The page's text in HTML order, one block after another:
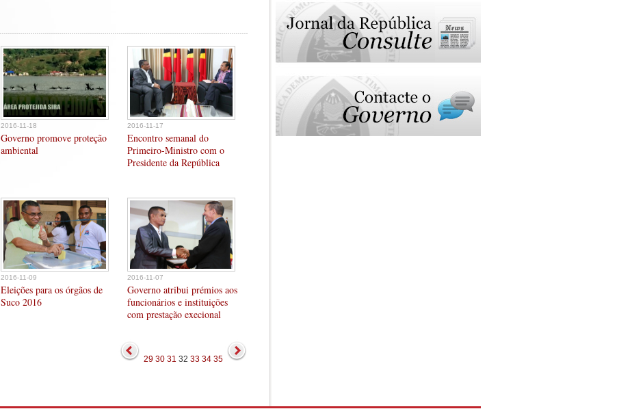
2016-11-18
Governo promove proteção
ambiental
2016-11-17
Encontro semanal do
Primeiro-Ministro com o
Presidente da República
2016-11-09
Eleições para os órgãos de
Suco 2016
2016-11-07
Governo atribui prémios aos
funcionários e instituições
com prestação execional
29 30 31 32 33 34 35